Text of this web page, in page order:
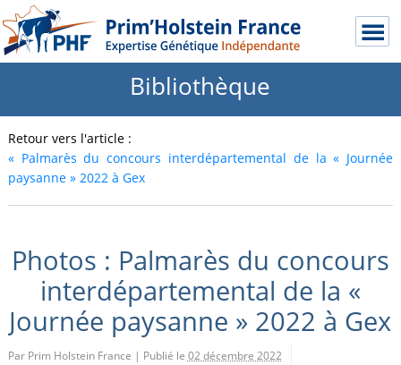
Bibliothèque
Retour vers l'article :
«Palmarès du concours interdépartemental de la « Journée
paysanne » 2022 à Gex
Photos : Palmarès du concours
interdépartemental de la «
Journée paysanne » 2022 à Gex
Par Prim Holstein France | Publié le 02 décembre 2022